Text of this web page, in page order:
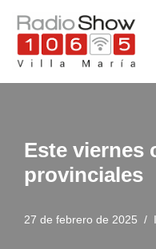
Saltar
al
contenido
Este viernes
provinciales
27 de febrero de 2025